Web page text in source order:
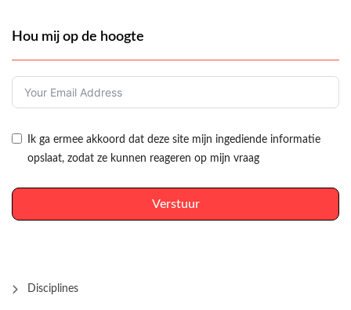
Hou mij op de hoogte
Ik ga ermee akkoord dat deze site mijn ingediende informatie
opslaat, zodat ze kunnen reageren op mijn vraag
Verstuur
Disciplines